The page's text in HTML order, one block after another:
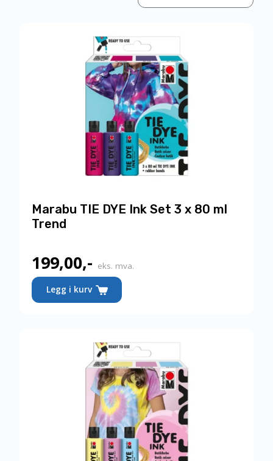
Marabu TIE DYE Ink Set 3 x 80 ml
Trend
199,00,- eks. mva.
Legg i kurv